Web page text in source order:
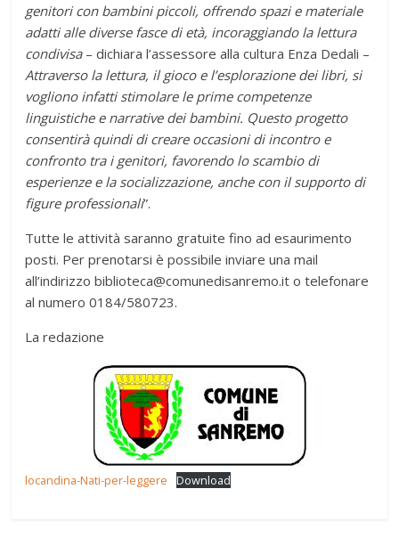
genitori con bambini piccoli, offrendo spazi e materiale
adatti alle diverse fasce di età, incoraggiando la lettura
condivisa– dichiara l’assessore alla cultura Enza Dedali –
Attraverso la lettura, il gioco e l’esplorazione dei libri, si
vogliono infatti stimolare le prime competenze
linguistiche e narrative dei bambini. Questo progetto
consentirà quindi di creare occasioni di incontro e
confronto tra i genitori, favorendo lo scambio di
esperienze e la socializzazione, anche con il supporto di
figure professionali”.
Tutte le attività saranno gratuite fino ad esaurimento
posti. Per prenotarsi è possibile inviare una mail
all’indirizzo biblioteca@comunedisanremo.it o telefonare
al numero 0184/580723.
La redazione
locandina-Nati-per-leggere Download